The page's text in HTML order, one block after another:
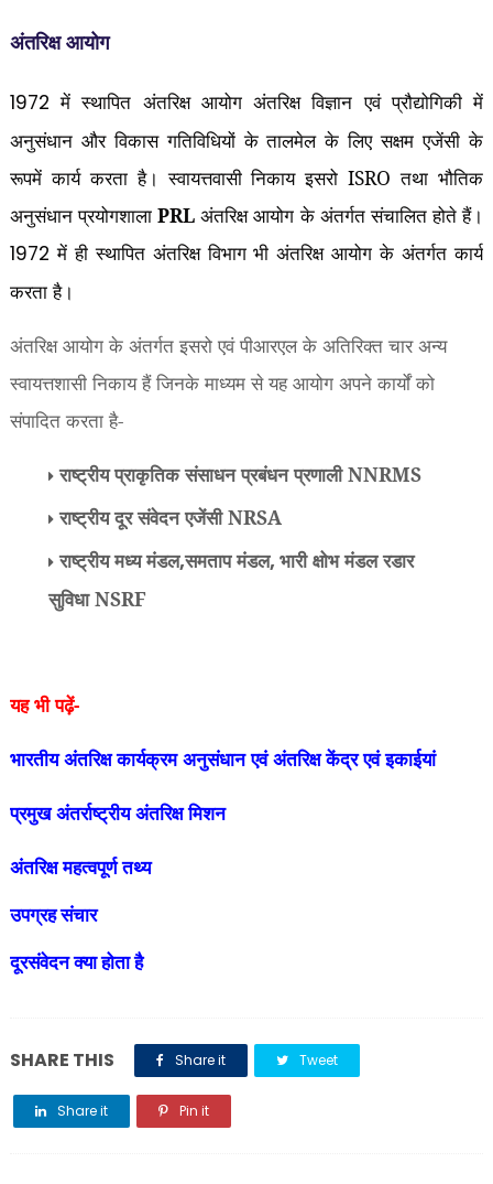
अंतरिक्ष आयोग
1972में स्थापित अंतरिक्ष आयोग अंतरिक्ष विज्ञान एवं प्रौद्योगिकी में
अनुसंधान और विकास गतिविधियों के तालमेल के लिए सक्षम एजेंसी के
रूपमें कार्य करता है। स्वायत्तवासी निकाय इसरो ISRO तथा भौतिक
अनुसंधान प्रयोगशालाPRL अंतरिक्ष आयोग के अंतर्गत संचालित होते हैं।
1972में ही स्थापित अंतरिक्ष विभाग भी अंतरिक्ष आयोग के अंतर्गत कार्य
करता है।
अंतरिक्ष आयोग के अंतर्गत इसरो एवं पीआरएल के अतिरिक्त चार अन्य
स्वायत्तशासी निकाय हैं जिनके माध्यम से यह आयोग अपने कार्यों को
संपादित करता है-
राष्ट्रीय प्राकृतिक संसाधन प्रबंधन प्रणाली NNRMS
राष्ट्रीय दूर संवेदन एजेंसी NRSA
राष्ट्रीय मध्य मंडल,समताप मंडल, भारी क्षोभ मंडल रडार
सुविधा NSRF
यह भी पढ़ें-
भारतीय अंतरिक्ष कार्यक्रम अनुसंधान एवं अंतरिक्ष केंद्र एवं इकाईयां
प्रमुख अंतर्राष्ट्रीय अंतरिक्ष मिशन
अंतरिक्ष महत्वपूर्ण तथ्य
उपग्रह संचार
दूरसंवेदन क्या होता है
SHARE THIS Share it Tweet
Share it Pin it